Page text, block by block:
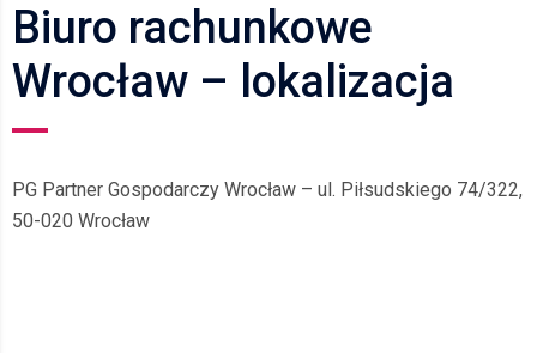
Biuro rachunkowe
Wrocław – lokalizacja
PG Partner Gospodarczy Wrocław – ul. Piłsudskiego 74/322,
50-020 Wrocław